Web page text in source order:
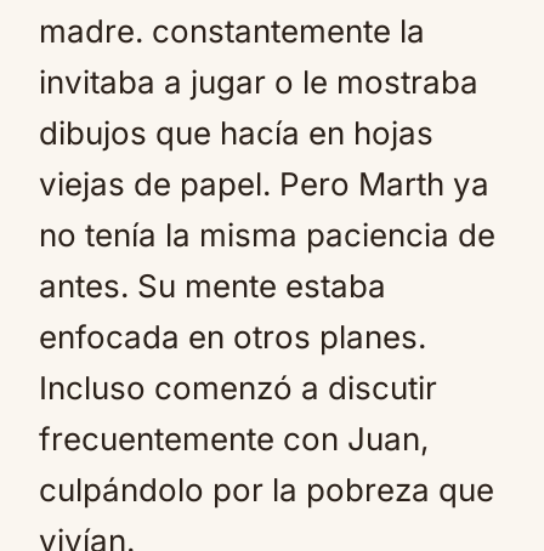
madre. constantemente la
invitaba a jugar o le mostraba
dibujos que hacía en hojas
viejas de papel. Pero Marth ya
no tenía la misma paciencia de
antes. Su mente estaba
enfocada en otros planes.
Incluso comenzó a discutir
frecuentemente con Juan,
culpándolo por la pobreza que
vivían.